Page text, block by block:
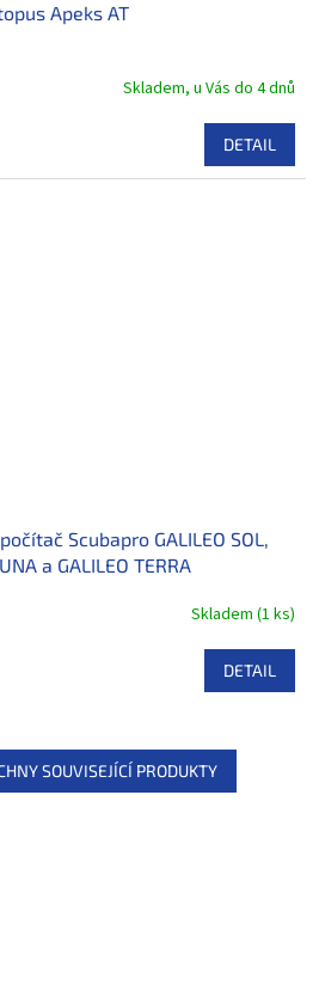
Apeks AT
Skladem, u Vás do 4 dnů
DETAIL
Scubapro GALILEO SOL,
a GALILEO TERRA
Skladem (1 ks)
DETAIL
SOUVISEJÍCÍ PRODUKTY